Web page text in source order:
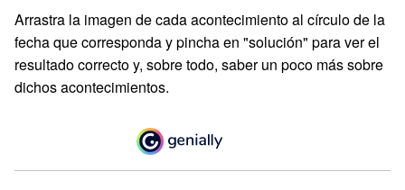
Arrastra la imagen de cada acontecimiento al círculo de la
fecha que corresponda y pincha en "solución" para ver el
resultado correcto y, sobre todo, saber un poco más sobre
dichos acontecimientos.